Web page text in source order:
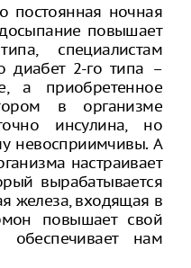
постоянная ночная
повышает
специалистам
диабет 2-го типа –
а приобретенное
в организме
инсулина, но
невосприимчивы. А
настраивает
вырабатывается
железа, входящая в
повышает свой
нам